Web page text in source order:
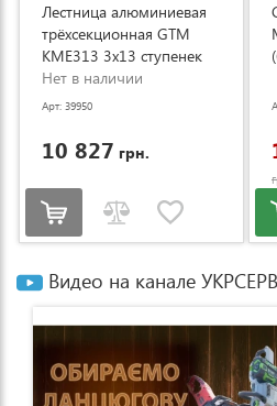
Лестница алюминиевая
трёхсекционная GTM
KME313 3x13 ступенек
3.53-8.93м (KME313)
Нет в наличии
Арт: 39950
10 827 грн.
Видео на канале